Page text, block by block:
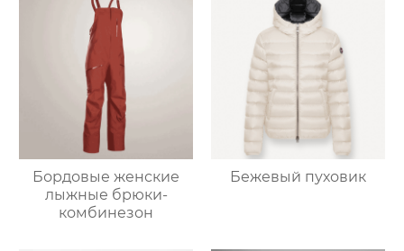
Бордовые женские
лыжные брюки-
комбинезон
Бежевый пуховик